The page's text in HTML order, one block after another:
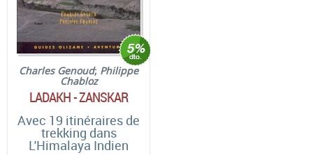
Charles Genoud; Philippe
Chabloz
LADAKH - ZANSKAR
Avec 19 itinéraires de
trekking dans
L'Himalaya Indien